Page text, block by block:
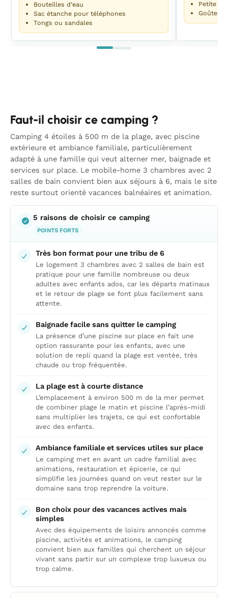
Bouteilles d’eau
Sac étanche pour téléphones
Tongs ou sandales
Petite
Goûter
Faut-il choisir ce camping ?
Camping 4 étoiles à 500 m de la plage, avec piscine
extérieure et ambiance familiale, particulièrement
adapté à une famille qui veut alterner mer, baignade et
services sur place. Le mobile-home 3 chambres avec 2
salles de bain convient bien aux séjours à 6, mais le site
reste surtout orienté vacances balnéaires et animation.
5 raisons de choisir ce camping
POINTS FORTS
Très bon format pour une tribu de 6
Le logement 3 chambres avec 2 salles de bain est
pratique pour une famille nombreuse ou deux
adultes avec enfants ados, car les départs matinaux
et le retour de plage se font plus facilement sans
attente.
Baignade facile sans quitter le camping
La présence d’une piscine sur place en fait une
option rassurante pour les enfants, avec une
solution de repli quand la plage est ventée, très
chaude ou trop fréquentée.
La plage est à courte distance
L’emplacement à environ 500 m de la mer permet
de combiner plage le matin et piscine l’après-midi
sans multiplier les trajets, ce qui est confortable
avec des enfants.
Ambiance familiale et services utiles sur place
Le camping met en avant un cadre familial avec
animations, restauration et épicerie, ce qui
simplifie les journées quand on veut rester sur le
domaine sans trop reprendre la voiture.
Bon choix pour des vacances actives mais
simples
Avec des équipements de loisirs annoncés comme
piscine, activités et animations, le camping
convient bien aux familles qui cherchent un séjour
vivant sans partir sur un complexe trop luxueux ou
trop calme.